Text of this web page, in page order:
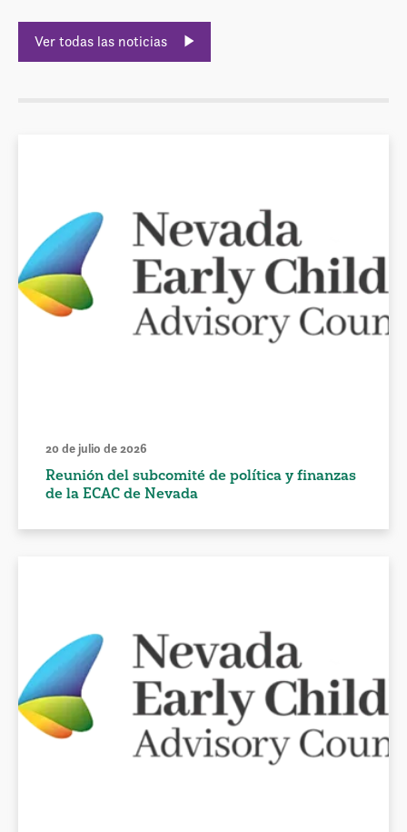
Ver todas las noticias
20 de julio de 2026
Reunión del subcomité de política y finanzas
de la ECAC de Nevada